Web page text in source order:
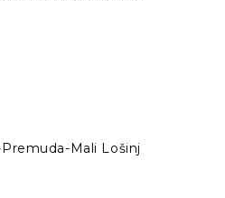
Mali Lošinj